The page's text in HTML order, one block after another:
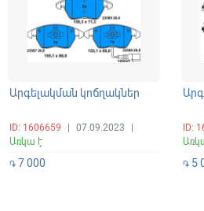
Արգելակման կոճղակներ
ID: 1606659 07.09.2023
Առկա է
֏ 7 000
ID:
֏5